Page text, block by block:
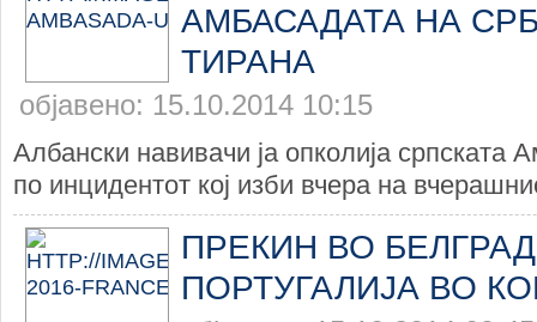
АМБАСАДАТА НА
ТИРАНА
објавено: 15.10.2014 10:15
Албански навивачи ја опколија српската
по инцидентот кој изби вчера на
ПРЕКИН ВО
ПОРТУГАЛИЈА ВО